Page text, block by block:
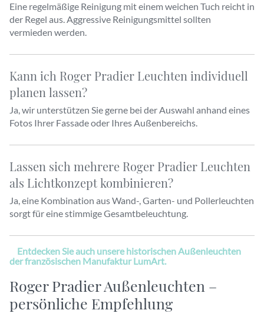
Eine regelmäßige Reinigung mit einem weichen Tuch reicht in
der Regel aus. Aggressive Reinigungsmittel sollten
vermieden werden.
Kann ich Roger Pradier Leuchten individuell
planen lassen?
Ja, wir unterstützen Sie gerne bei der Auswahl anhand eines
Fotos Ihrer Fassade oder Ihres Außenbereichs.
Lassen sich mehrere Roger Pradier Leuchten
als Lichtkonzept kombinieren?
Ja, eine Kombination aus Wand-, Garten- und Pollerleuchten
sorgt für eine stimmige Gesamtbeleuchtung.
Entdecken Sie auch unsere historischen Außenleuchten
der französischen Manufaktur LumArt.
Roger Pradier Außenleuchten –
persönliche Empfehlung